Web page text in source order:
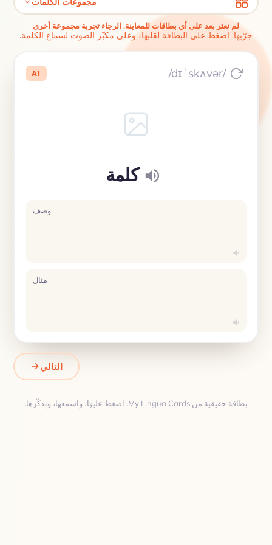
لم نعثر بعد على أي بطاقات للمعاينة. الرجاء تجربة مجموعة أخرى
جرّبها: اضغط على البطاقة لقلبها، وعلى مكبّر الصوت لسماع الكلمة.
A1 /dɪˈskʌvər/
كلمة
وصف
مثال
التالي
بطاقة حقيقية من My Lingua Cards. اضغط عليها، واسمعها، وتذكّرها.